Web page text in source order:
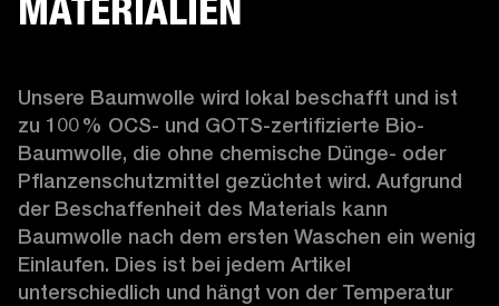
MATERIALIEN
Unsere Baumwolle wird lokal beschafft und ist
zu 100 % OCS- und GOTS-zertifizierte Bio-
Baumwolle, die ohne chemische Dünge- oder
Pflanzenschutzmittel gezüchtet wird. Aufgrund
der Beschaffenheit des Materials kann
Baumwolle nach dem ersten Waschen ein wenig
Einlaufen. Dies ist bei jedem Artikel
unterschiedlich und hängt von der Temperatur